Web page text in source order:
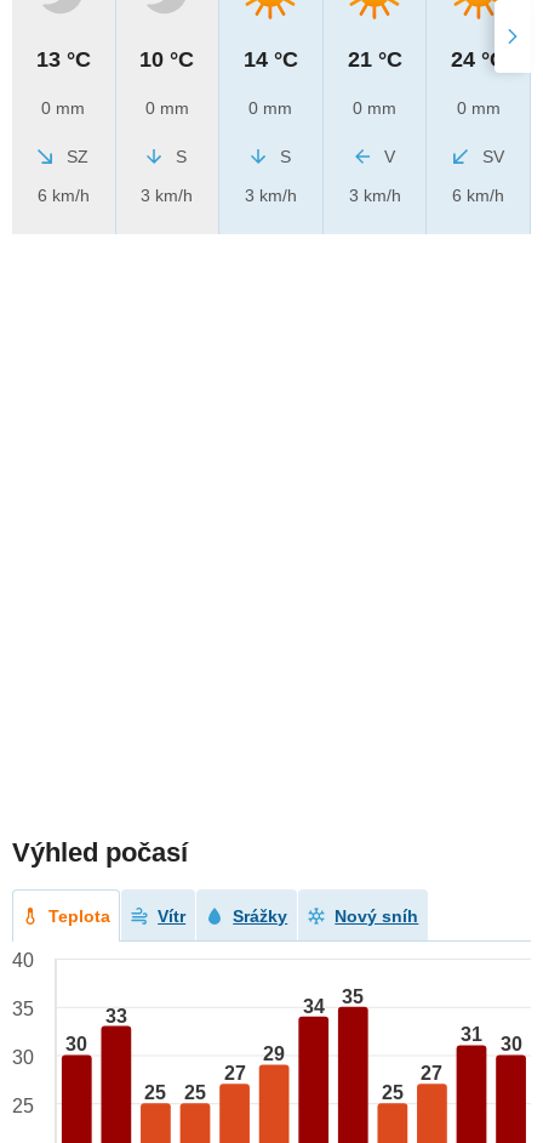
13 °C
0 mm
SZ
6 km/h
10 °C
0 mm
S
3 km/h
14 °C
0 mm
S
3 km/h
21 °C
0 mm
V
3 km/h
24 °C
0 mm
SV
6 km/h
Výhled počasí
Teplota Vítr Srážky Nový sníh
30
33
25 25
27
29
34 35
25
27
31 30
40
35
30
25